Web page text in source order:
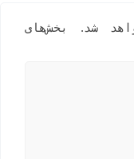
شد.
بخش‌های